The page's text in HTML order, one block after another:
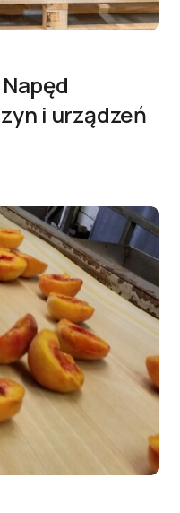
i urządzeń